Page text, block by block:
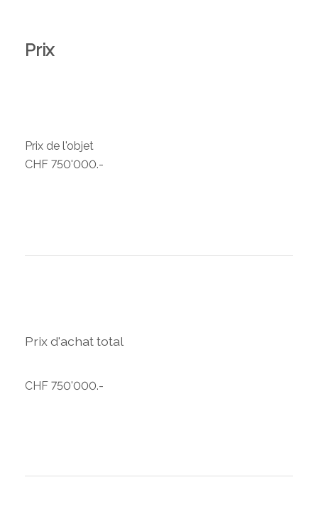
Prix
Prix de l'objet
CHF 750'000.-
Prix d'achat total
CHF 750'000.-